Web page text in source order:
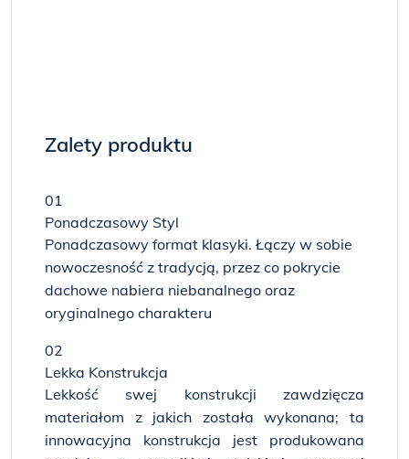
Zalety produktu
01
Ponadczasowy Styl
Ponadczasowy format klasyki. Łączy w sobie
nowoczesność z tradycją, przez co pokrycie
dachowe nabiera niebanalnego oraz
oryginalnego charakteru
02
Lekka Konstrukcja
Lekkość swej konstrukcji zawdzięcza
materiałom z jakich została wykonana; ta
innowacyjna konstrukcja jest produkowana